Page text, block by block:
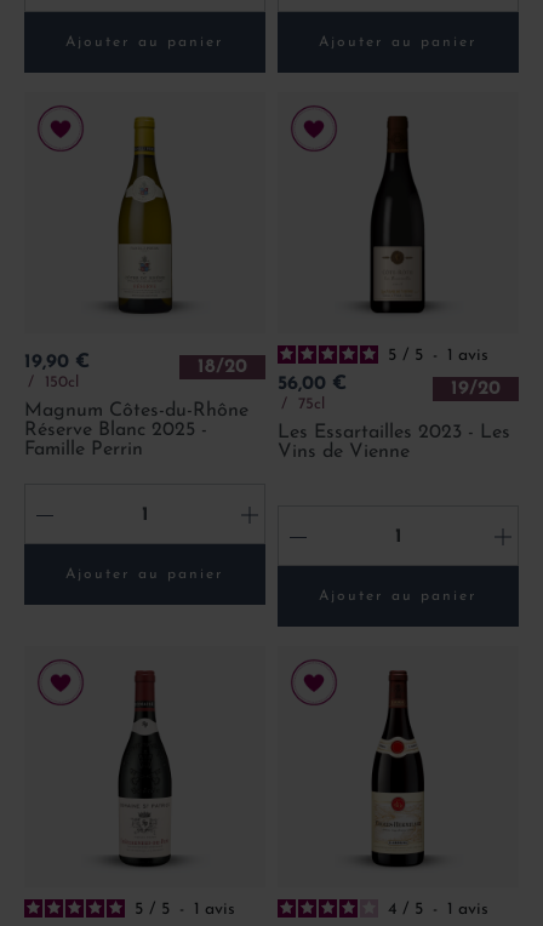
Ajouter au panier Ajouter au panier
Prix
19,90 €
150cl
18/20
Magnum Côtes-du-Rhône
Réserve Blanc 2025 -
Famille Perrin
- +
Ajouter au panier
5 / 5 - 1 avis
Prix
56,00 €
75cl
19/20
Les Essartailles 2023 - Les
Vins de Vienne
- +
Ajouter au panier
5 / 5 - 1 avis 4 / 5 - 1 avis